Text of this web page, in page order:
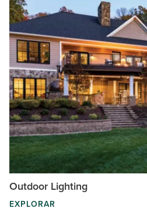
Outdoor Lighting
EXPLORAR